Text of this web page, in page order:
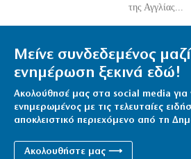
της Αγγλίας...
Μείνε συνδεδεμένος
ενημέρωση ξεκινά εδώ!
Ακολούθησέ μας στα social media για
ενημερωμένος με τις τελευταίες
αποκλειστικό περιεχόμενο από τη
Ακολουθήστε μας ⟶